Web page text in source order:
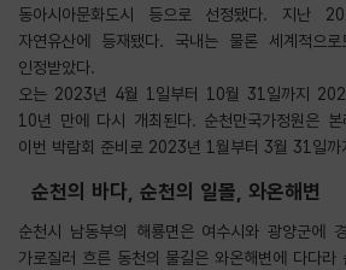
동아시아문화도시 등으로 선정됐다. 지난
자연유산에 등재됐다. 국내는 물론 세계적으
인정받았다.
오는 2023년 4월 1일부터 10월 31일까지
10년 만에 다시 개최된다. 순천만국가정원은 본
이번 박람회 준비로 2023년 1월부터 3월 31일까
순천의 바다, 순천의 일몰, 와온해변
순천시 남동부의 해룡면은 여수시와 광양군에
가로질러 흐른 동천의 물길은 와온해변에 다다라